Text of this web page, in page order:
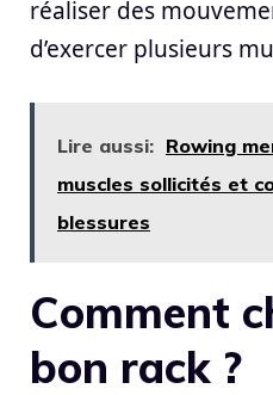
réaliser des
d’exercer plusieurs
Lire aussi: Rowing
muscles sollicités et
blessures
Comment
bon rack ?